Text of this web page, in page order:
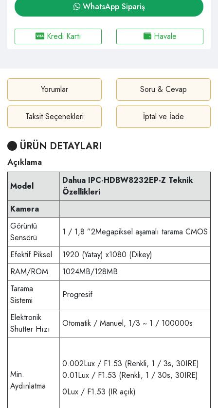
WhatsApp Sipariş
Kredi Kartı Havale
Yorumlar Soru & Cevap
Taksit Seçenekleri İptal ve İade
ÜRÜN DETAYLARI
Açıklama
Model
Dahua IPC-HDBW8232EP-Z Teknik
Özellikleri
Kamera
Görüntü
Sensörü
1 / 1,8 ”2Megapiksel aşamalı tarama CMOS
Efektif Piksel
1920 (Yatay) x1080 (Dikey)
RAM/ROM
1024MB/128MB
Tarama
Sistemi
Progresif
Elektronik
Shutter Hızı
Otomatik / Manuel, 1/3 ~ 1 / 100000s
Min.
Aydınlatma
0.002Lux / F1.53 (Renkli, 1 / 3s, 30IRE)
0.01Lux / F1.53 (Renkli, 1 / 30s, 30IRE)
0Lux / F1.53 (IR açık)